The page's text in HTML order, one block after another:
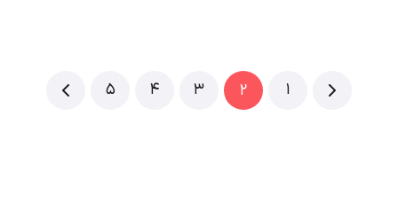
1
2
3
4
5